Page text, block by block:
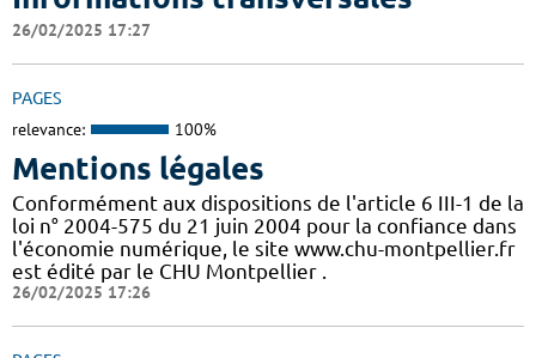
26/02/2025 17:27
PAGES
relevance: 100%
Mentions légales
Conformément aux dispositions de l'article 6 III-1 de la
loi n° 2004-575 du 21 juin 2004 pour la confiance dans
l'économie numérique, le site www.chu-montpellier.fr
est édité par le CHU Montpellier .
26/02/2025 17:26